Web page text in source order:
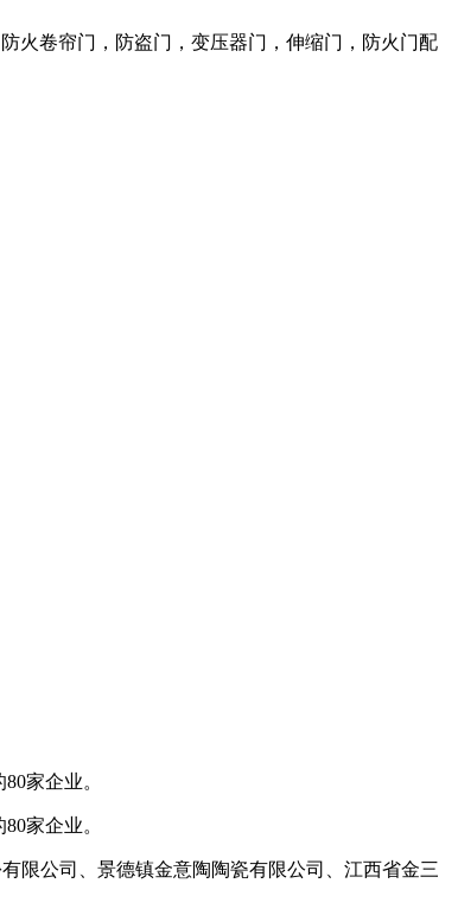
火卷帘门，防盗门，变压器门，伸缩门，防火门配
家企业。
家企业。
公司、景德镇金意陶陶瓷有限公司、江西省金三